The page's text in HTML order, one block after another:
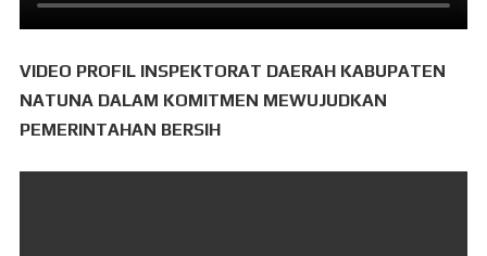
VIDEO PROFIL INSPEKTORAT DAERAH KABUPATEN
NATUNA DALAM KOMITMEN MEWUJUDKAN
PEMERINTAHAN BERSIH